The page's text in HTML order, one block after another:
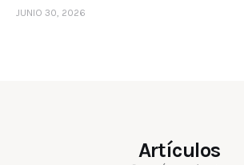
JUNIO 30, 2026
Artículos